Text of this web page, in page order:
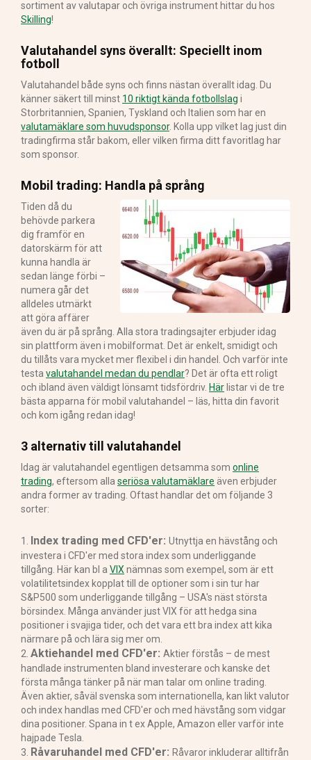
sortiment av valutapar och övriga instrument hittar du hos
Skilling!
Valutahandel syns överallt: Speciellt inom
fotboll
Valutahandel både syns och finns nästan överallt idag. Du
känner säkert till minst 10 riktigt kända fotbollslag i
Storbritannien, Spanien, Tyskland och Italien som har en
valutamäklare som huvudsponsor. Kolla upp vilket lag just din
tradingfirma står bakom, eller vilken firma ditt favoritlag har
som sponsor.
Mobil trading: Handla på språng
Tiden då du
behövde parkera
dig framför en
datorskärm för att
kunna handla är
sedan länge förbi –
numera går det
alldeles utmärkt
att göra affärer
även du är på språng. Alla stora tradingsajter erbjuder idag
sin plattform även i mobilformat. Det är enkelt, smidigt och
du tillåts vara mycket mer flexibel i din handel. Och varför inte
testa valutahandel medan du pendlar? Det är ofta ett roligt
och ibland även väldigt lönsamt tidsfördriv. Härlistar vi de tre
bästa apparna för mobil valutahandel – läs, hitta din favorit
och kom igång redan idag!
3 alternativ till valutahandel
Idag är valutahandel egentligen detsamma som online
trading, eftersom alla seriösa valutamäklare även erbjuder
andra former av trading. Oftast handlar det om följande 3
sorter:
1. Index trading med CFD'er: Utnyttja en hävstång och
investera i CFD'er med stora index som underliggande
tillgång. Här kan bl a VIX nämnas som exempel, som är ett
volatilitetsindex kopplat till de optioner som i sin tur har
S&P500 som underliggande tillgång – USA's näst största
börsindex. Många använder just VIX för att hedga sina
positioner i svajiga tider, och det vara ett bra index att kika
närmare på och lära sig mer om.
2. Aktiehandel med CFD'er: Aktier förstås – de mest
handlade instrumenten bland investerare och kanske det
första många tänker på när man talar om online trading.
Även aktier, såväl svenska som internationella, kan likt valutor
och index handlas med CFD'er och med hävstång som vidgar
dina positioner. Spana in t ex Apple, Amazon eller varför inte
hajpade Tesla.
3. Råvaruhandel med CFD'er: Råvaror inkluderar alltifrån